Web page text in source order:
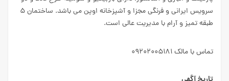
سرویس ایرانی و فرنگی مجزا و آشپزخانه اوپن می باشد. ساختمان 5
طبقه تمیز و آرام با مدیریت عالی است.
تماس با مالک۰۹۲۰۲۰۰۵۱۸۱